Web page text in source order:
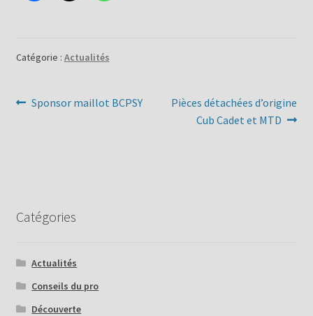
Catégorie : Actualités
Navigation
Article
Sponsor maillot BCPSY
Article
suivant :
Pièces détachées d’origine
Cub Cadet et MTD
Catégories
Actualités
Conseils du pro
Découverte